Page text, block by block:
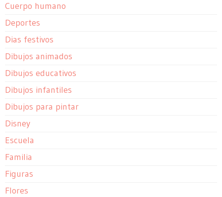
Cuerpo humano
Deportes
Dias festivos
Dibujos animados
Dibujos educativos
Dibujos infantiles
Dibujos para pintar
Disney
Escuela
Familia
Figuras
Flores